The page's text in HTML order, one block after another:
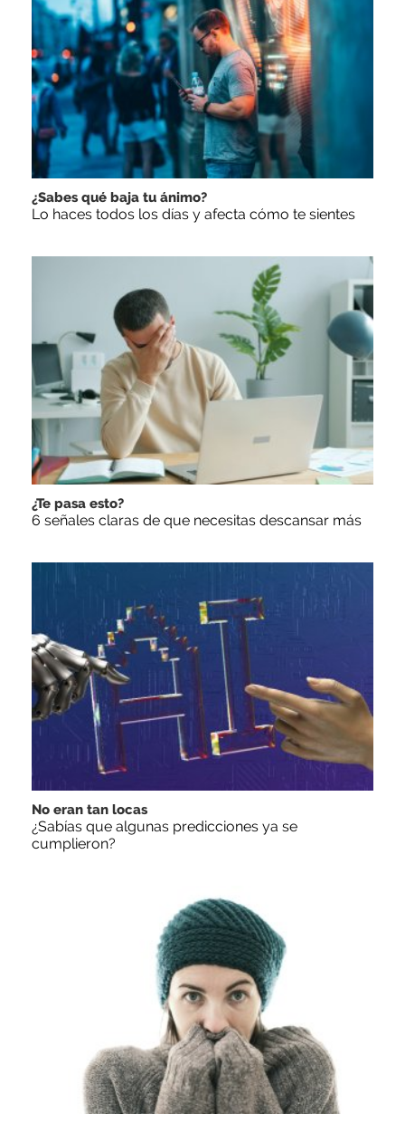
¿Sabes qué baja tu ánimo?
Lo haces todos los días y afecta cómo te sientes
¿Te pasa esto?
6 señales claras de que necesitas descansar más
No eran tan locas
¿Sabías que algunas predicciones ya se
cumplieron?